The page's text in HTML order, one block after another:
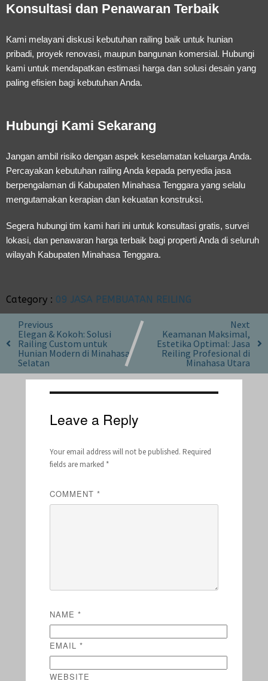
Konsultasi dan Penawaran Terbaik
Kami melayani diskusi kebutuhan railing baik untuk hunian
pribadi, proyek renovasi, maupun bangunan komersial. Hubungi
kami untuk mendapatkan estimasi harga dan solusi desain yang
paling efisien bagi kebutuhan Anda.
Hubungi Kami Sekarang
Jangan ambil risiko dengan aspek keselamatan keluarga Anda.
Percayakan kebutuhan railing Anda kepada penyedia jasa
berpengalaman di Kabupaten Minahasa Tenggara yang selalu
mengutamakan kerapian dan kekuatan konstruksi.
Segera hubungi tim kami hari ini untuk konsultasi gratis, survei
lokasi, dan penawaran harga terbaik bagi properti Anda di seluruh
wilayah Kabupaten Minahasa Tenggara.
Category : 09 JASA PEMBUATAN REILING
Previous
Elegan & Kokoh: Solusi
Railing Custom untuk
Hunian Modern di Minahasa
Selatan
Next
Keamanan Maksimal,
Estetika Optimal: Jasa
Reiling Profesional di
Minahasa Utara
Leave a Reply
Your email address will not be published. Required
fields are marked *
COMMENT *
NAME *
EMAIL *
WEBSITE